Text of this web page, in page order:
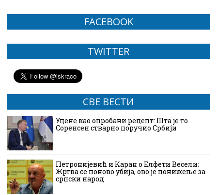
FACEBOOK
TWITTER
СВЕ ВЕСТИ
Уцене као опробани рецепт: Шта је то
Соренсен стварно поручио Србији
Петронијевић и Каран о Елфети Весели:
Жртва се поново убија, ово је понижење за
српски народ